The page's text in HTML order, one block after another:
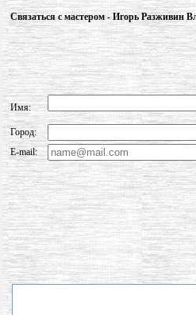
Связаться с мастером - Игорь Разживин
Имя:
Город:
E-mail: